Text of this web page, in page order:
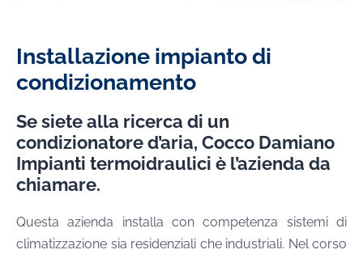
Installazione impianto di
condizionamento
Se siete alla ricerca di un
condizionatore d’aria, Cocco Damiano
Impianti termoidraulici è l’azienda da
chiamare.
Questa azienda installa con competenza sistemi di
climatizzazione sia residenziali che industriali. Nel corso